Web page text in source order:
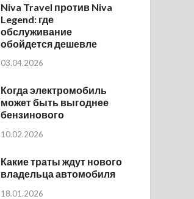
Niva Travel против Niva
Legend: где
обслуживание
обойдется дешевле
03.04.2026
Когда электромобиль
может быть выгоднее
бензинового
10.02.2026
Какие траты ждут нового
владельца автомобиля
18.01.2026